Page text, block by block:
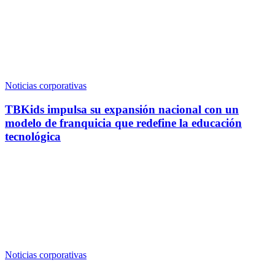
Noticias corporativas
TBKids impulsa su expansión nacional con un
modelo de franquicia que redefine la educación
tecnológica
Noticias corporativas